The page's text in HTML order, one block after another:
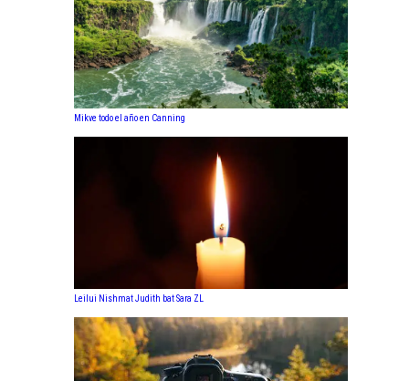
Mikve todo el año en Canning
Leilui Nishmat Judith bat Sara ZL